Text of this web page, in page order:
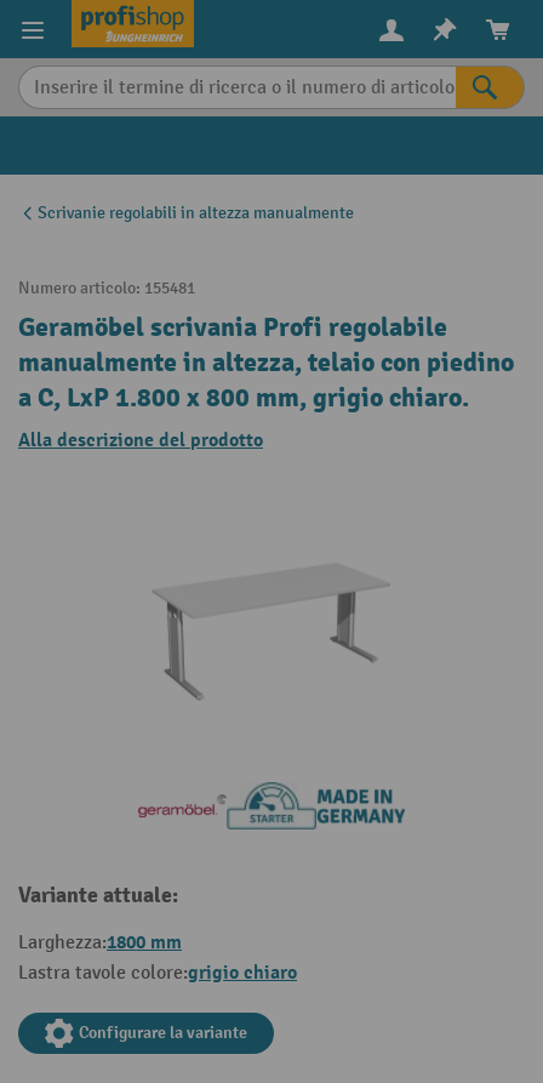
content
Scrivanie regolabili in altezza manualmente
Numero articolo: 155481
Geramöbel scrivania Profi regolabile
manualmente in altezza, telaio con piedino
a C, LxP 1.800 x 800 mm, grigio chiaro.
Alla descrizione del prodotto
Variante attuale:
Larghezza:1800 mm
Lastra tavole colore:grigio chiaro
Configurare la variante